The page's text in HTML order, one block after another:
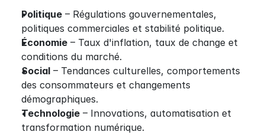
Politique – Régulations gouvernementales,
politiques commerciales et stabilité politique.
Économie – Taux d'inflation, taux de change et
conditions du marché.
Social – Tendances culturelles, comportements
des consommateurs et changements
démographiques.
Technologie – Innovations, automatisation et
transformation numérique.